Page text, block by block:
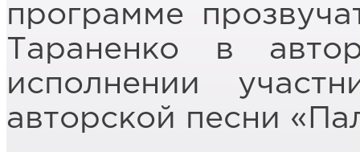
программе
Тараненко в
исполнении
авторской песни